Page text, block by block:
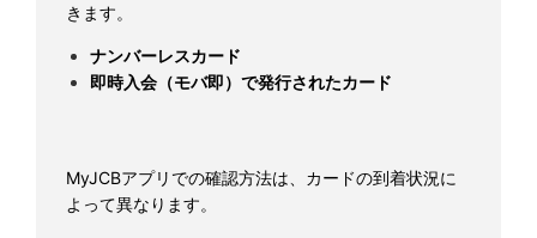
きます。
ナンバーレスカード
即時入会（モバ即）で発行されたカード
MyJCBアプリでの確認方法は、カードの到着状況に
よって異なります。